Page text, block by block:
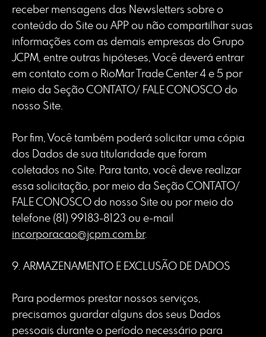
receber mensagens das Newsletters sobre o
conteúdo do Site ou APP ou não compartilhar suas
informações com as demais empresas do Grupo
JCPM, entre outras hipóteses, Você deverá entrar
em contato com o RioMar Trade Center 4 e 5 por
meio da Seção CONTATO/ FALE CONOSCO do
nosso Site.
Por fim, Você também poderá solicitar uma cópia
dos Dados de sua titularidade que foram
coletados no Site. Para tanto, você deve realizar
essa solicitação, por meio da Seção CONTATO/
FALE CONOSCO do nosso Site ou por meio do
telefone (81) 99183-8123 ou e-mail
incorporacao@jcpm.com.br.
9. ARMAZENAMENTO E EXCLUSÃO DE DADOS
Para podermos prestar nossos serviços,
precisamos guardar alguns dos seus Dados
pessoais durante o período necessário para